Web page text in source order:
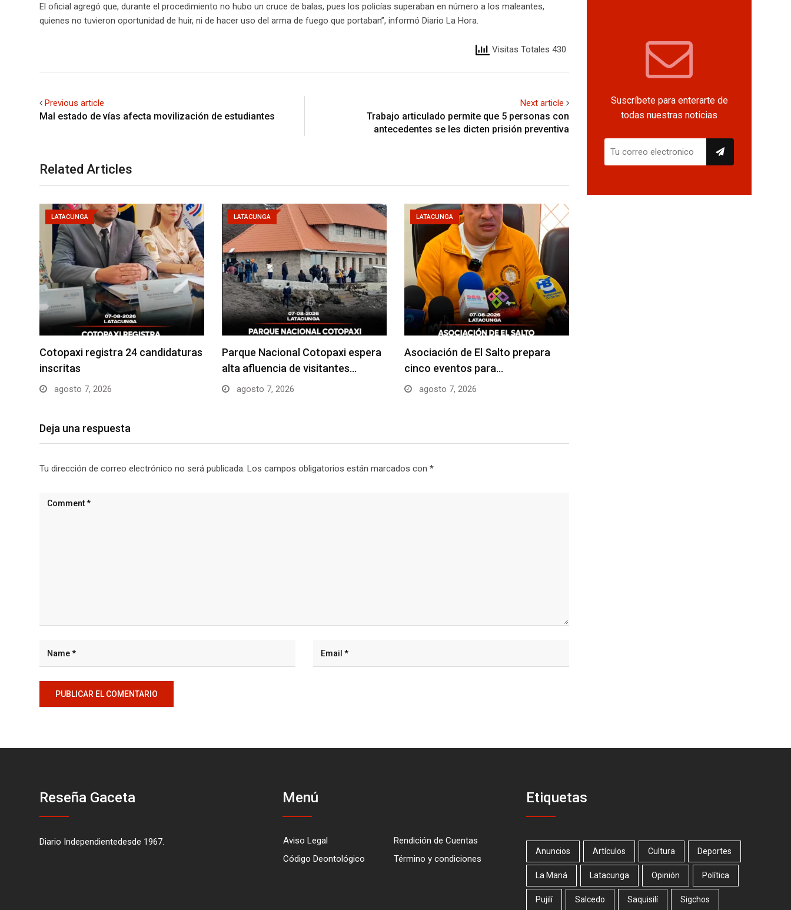
El oficial agregó que, durante el procedimiento no hubo un cruce de balas, pues los policías superaban en número a los maleantes,
quienes no tuvieron oportunidad de huir, ni de hacer uso del arma de fuego que portaban”, informó Diario La Hora.
Visitas Totales 430
Previous article
Mal estado de vías afecta movilización de estudiantes
Next article
Trabajo articulado permite que 5 personas con
antecedentes se les dicten prisión preventiva
Related Articles
LATACUNGA
Cotopaxi registra 24 candidaturas
inscritas
agosto 7, 2026
LATACUNGA
Parque Nacional Cotopaxi espera
alta afluencia de visitantes…
agosto 7, 2026
LATACUNGA
Asociación de El Salto prepara
cinco eventos para…
agosto 7, 2026
Deja una respuesta
Tu dirección de correo electrónico no será publicada. Los campos obligatorios están marcados con *
Suscríbete para enterarte de
todas nuestras noticias
Reseña Gaceta
Diario Independientedesde 1967.
Menú
Aviso Legal
Rendición de Cuentas
Código Deontológico
Término y condiciones
Etiquetas
Anuncios Artículos Cultura Deportes
La Maná Latacunga Opinión Política
Pujilí Salcedo Saquisilí Sigchos